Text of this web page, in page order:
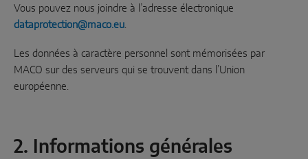
Vous pouvez nous joindre à l’adresse électronique
dataprotection@maco.eu.
Les données à caractère personnel sont mémorisées par
MACO sur des serveurs qui se trouvent dans l’Union
européenne.
2. Informations générales